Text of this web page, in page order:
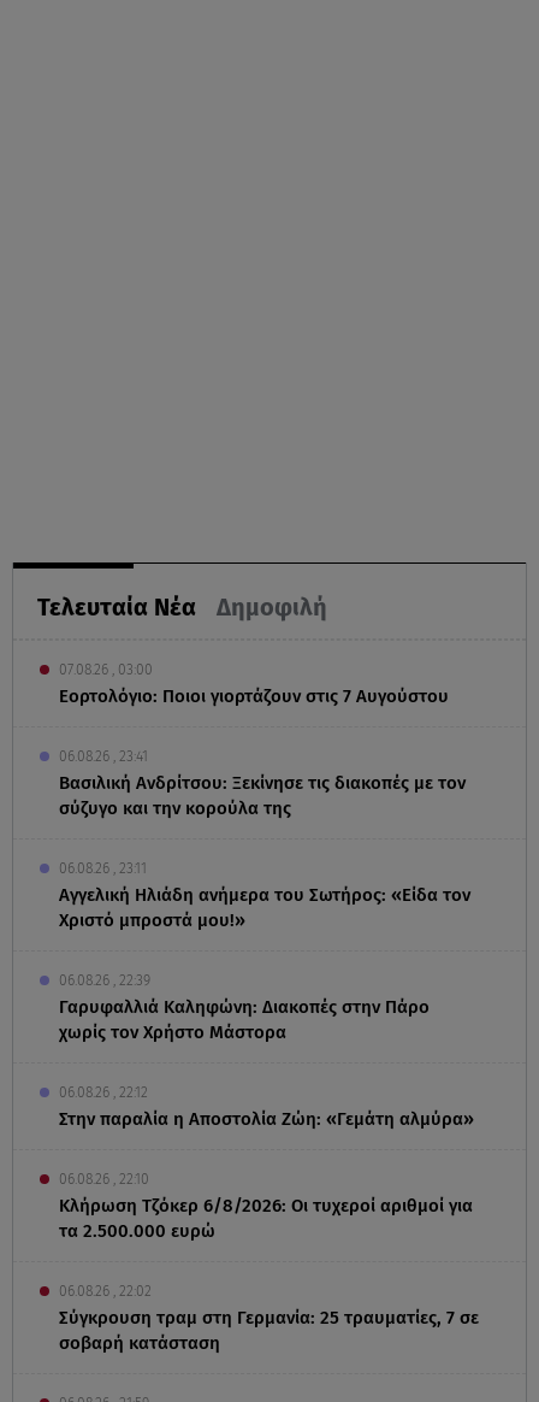
Τελευταία Νέα Δημοφιλή
07.08.26 , 03:00
Εορτολόγιο: Ποιοι γιορτάζουν στις 7 Αυγούστου
06.08.26 , 23:41
Βασιλική Ανδρίτσου: Ξεκίνησε τις διακοπές με τον
σύζυγο και την κορούλα της
06.08.26 , 23:11
Αγγελική Ηλιάδη ανήμερα του Σωτήρος: «Είδα τον
Χριστό μπροστά μου!»
06.08.26 , 22:39
Γαρυφαλλιά Καληφώνη: Διακοπές στην Πάρο
χωρίς τον Χρήστο Μάστορα
06.08.26 , 22:12
Στην παραλία η Αποστολία Ζώη: «Γεμάτη αλμύρα»
06.08.26 , 22:10
Κλήρωση Τζόκερ 6/8/2026: Οι τυχεροί αριθμοί για
τα 2.500.000 ευρώ
06.08.26 , 22:02
Σύγκρουση τραμ στη Γερμανία: 25 τραυματίες, 7 σε
σοβαρή κατάσταση